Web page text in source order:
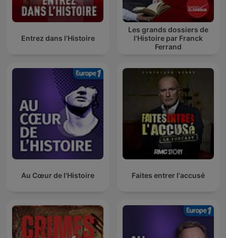
Entrez dans l'Histoire
Les grands dossiers de
l'Histoire par Franck
Ferrand
Au Cœur de l'Histoire Faites entrer l'accusé